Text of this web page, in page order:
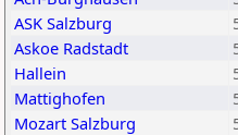
ASK Salzburg
Askoe Radstadt
Hallein
Mattighofen
Mozart Salzburg